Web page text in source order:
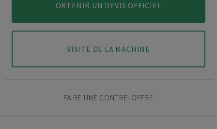
OBTENIR UN DEVIS OFFICIEL
VISITE DE LA MACHINE
FAIRE UNE CONTRE-OFFRE